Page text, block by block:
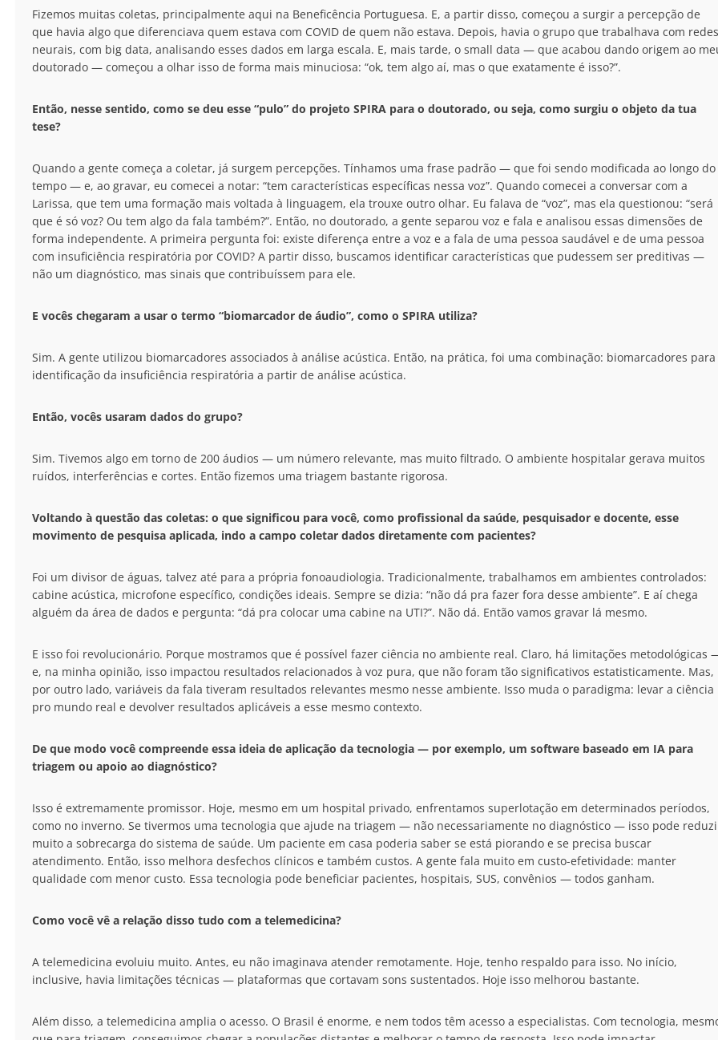
Fizemos muitas coletas, principalmente aqui na Beneficência Portuguesa. E, a partir disso, começou a surgir a percepção de
que havia algo que diferenciava quem estava com COVID de quem não estava. Depois, havia o grupo que trabalhava com redes
neurais, com big data, analisando esses dados em larga escala. E, mais tarde, o small data — que acabou dando origem ao
doutorado — começou a olhar isso de forma mais minuciosa: “ok, tem algo aí, mas o que exatamente é isso?”.
Então, nesse sentido, como se deu esse “pulo” do projeto SPIRA para o doutorado, ou seja, como surgiu o objeto da tua
tese?
Quando a gente começa a coletar, já surgem percepções. Tínhamos uma frase padrão — que foi sendo modificada ao longo do
tempo — e, ao gravar, eu comecei a notar: “tem características específicas nessa voz”. Quando comecei a conversar com a
Larissa, que tem uma formação mais voltada à linguagem, ela trouxe outro olhar. Eu falava de “voz”, mas ela questionou: “será
que é só voz? Ou tem algo da fala também?”. Então, no doutorado, a gente separou voz e fala e analisou essas dimensões de
forma independente. A primeira pergunta foi: existe diferença entre a voz e a fala de uma pessoa saudável e de uma pessoa
com insuficiência respiratória por COVID? A partir disso, buscamos identificar características que pudessem ser preditivas —
não um diagnóstico, mas sinais que contribuíssem para ele.
E vocês chegaram a usar o termo “biomarcador de áudio”, como o SPIRA utiliza?
Sim. A gente utilizou biomarcadores associados à análise acústica. Então, na prática, foi uma combinação: biomarcadores para
identificação da insuficiência respiratória a partir de análise acústica.
Então, vocês usaram dados do grupo?
Sim. Tivemos algo em torno de 200 áudios — um número relevante, mas muito filtrado. O ambiente hospitalar gerava muitos
ruídos, interferências e cortes. Então fizemos uma triagem bastante rigorosa.
Voltando à questão das coletas: o que significou para você, como profissional da saúde, pesquisador e docente, esse
movimento de pesquisa aplicada, indo a campo coletar dados diretamente com pacientes?
Foi um divisor de águas, talvez até para a própria fonoaudiologia. Tradicionalmente, trabalhamos em ambientes controlados:
cabine acústica, microfone específico, condições ideais. Sempre se dizia: “não dá pra fazer fora desse ambiente”. E aí chega
alguém da área de dados e pergunta: “dá pra colocar uma cabine na UTI?”. Não dá. Então vamos gravar lá mesmo.
E isso foi revolucionário. Porque mostramos que é possível fazer ciência no ambiente real. Claro, há limitações metodológicas
e, na minha opinião, isso impactou resultados relacionados à voz pura, que não foram tão significativos estatisticamente. Mas,
por outro lado, variáveis da fala tiveram resultados relevantes mesmo nesse ambiente. Isso muda o paradigma: levar a ciência
pro mundo real e devolver resultados aplicáveis a esse mesmo contexto.
De que modo você compreende essa ideia de aplicação da tecnologia — por exemplo, um software baseado em IA para
triagem ou apoio ao diagnóstico?
Isso é extremamente promissor. Hoje, mesmo em um hospital privado, enfrentamos superlotação em determinados períodos,
como no inverno. Se tivermos uma tecnologia que ajude na triagem — não necessariamente no diagnóstico — isso pode
muito a sobrecarga do sistema de saúde. Um paciente em casa poderia saber se está piorando e se precisa buscar
atendimento. Então, isso melhora desfechos clínicos e também custos. A gente fala muito em custo-efetividade: manter
qualidade com menor custo. Essa tecnologia pode beneficiar pacientes, hospitais, SUS, convênios — todos ganham.
Como você vê a relação disso tudo com a telemedicina?
A telemedicina evoluiu muito. Antes, eu não imaginava atender remotamente. Hoje, tenho respaldo para isso. No início,
inclusive, havia limitações técnicas — plataformas que cortavam sons sustentados. Hoje isso melhorou bastante.
Além disso, a telemedicina amplia o acesso. O Brasil é enorme, e nem todos têm acesso a especialistas. Com tecnologia,